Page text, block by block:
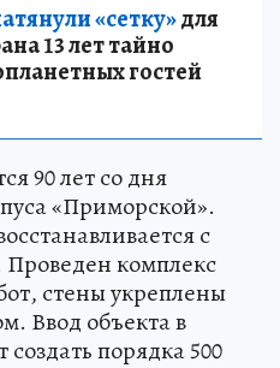
«сетку»для
13 лет тайно
гостей
90 лет со дня
«Приморской».
с
комплекс
стены укреплены
Ввод объекта в
порядка 500